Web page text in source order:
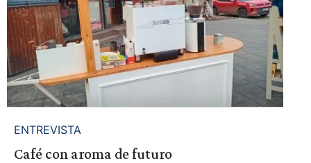
ENTREVISTA
Café con aroma de futuro